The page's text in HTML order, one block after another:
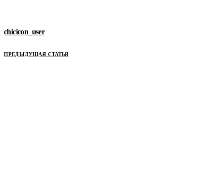
chicicon_user
ПРЕДЫДУЩАЯ СТАТЬЯ